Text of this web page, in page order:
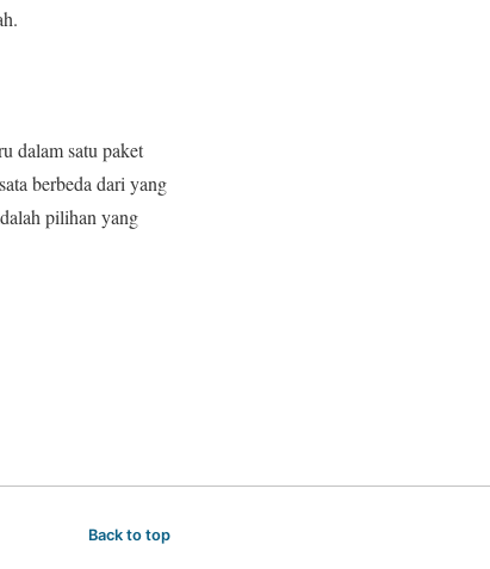
dalam satu paket
berbeda dari yang
pilihan yang
Back to top